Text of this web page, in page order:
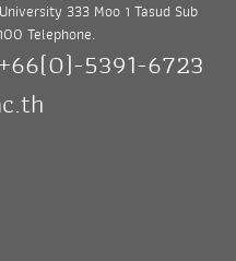
333 Moo 1 Tasud Sub
Telephone.
5391-6723